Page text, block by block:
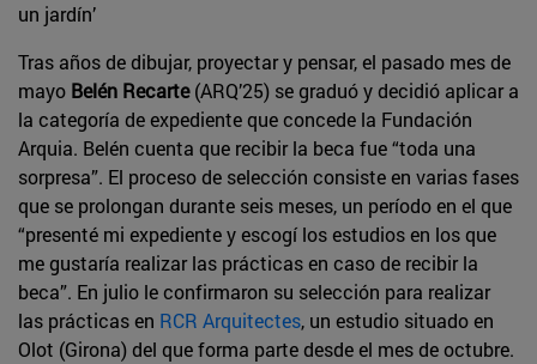
un jardín’
Tras años de dibujar, proyectar y pensar, el pasado mes de
mayo Belén Recarte(ARQ’25) se graduó y decidió aplicar a
la categoría de expediente que concede la Fundación
Arquia. Belén cuenta que recibir la beca fue “toda una
sorpresa”. El proceso de selección consiste en varias fases
que se prolongan durante seis meses, un período en el que
“presenté mi expediente y escogí los estudios en los que
me gustaría realizar las prácticas en caso de recibir la
beca”. En julio le confirmaron su selección para realizar
las prácticas en RCR Arquitectes, un estudio situado en
Olot (Girona) del que forma parte desde el mes de octubre.